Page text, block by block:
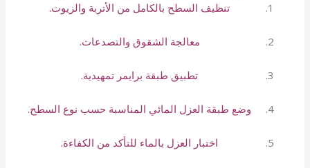
تنظيف السطح بالكامل من الأتربة والزيوت.
معالجة الشقوق والتصدعات.
تطبيق طبقة برايمر تمهيدية.
وضع طبقة العزل المائي المناسبة حسب نوع السطح.
اختبار العزل بالماء للتأكد من الكفاءة.